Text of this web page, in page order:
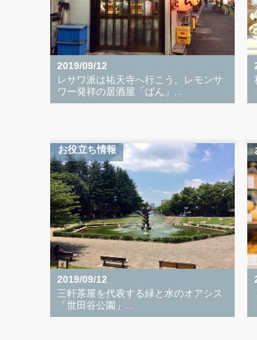
2019/09/12
レサワ派は祐天寺へ行こう。レモンサ
ワー発祥の居酒屋「ばん」...
お役立ち情報
2019/09/12
三軒茶屋を代表する緑と水のオアシス
「世田谷公園」...